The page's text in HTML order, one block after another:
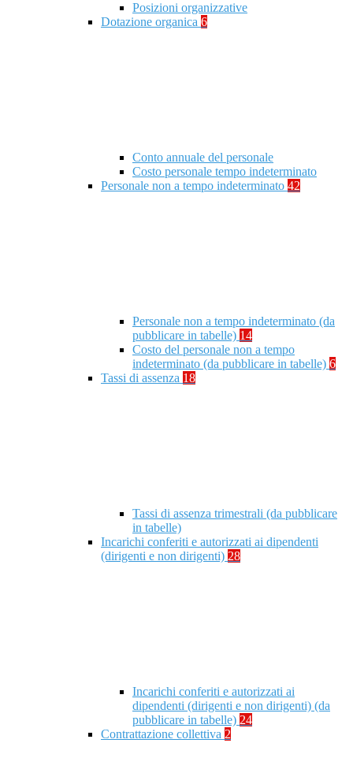
Posizioni organizzative
Dotazione organica 6
Conto annuale del personale
Costo personale tempo indeterminato
Personale non a tempo indeterminato 42
Personale non a tempo indeterminato (da
pubblicare in tabelle) 14
Costo del personale non a tempo
indeterminato (da pubblicare in tabelle) 6
Tassi di assenza 18
Tassi di assenza trimestrali (da pubblicare
in tabelle)
Incarichi conferiti e autorizzati ai dipendenti
(dirigenti e non dirigenti) 28
Incarichi conferiti e autorizzati ai
dipendenti (dirigenti e non dirigenti) (da
pubblicare in tabelle) 24
Contrattazione collettiva 2